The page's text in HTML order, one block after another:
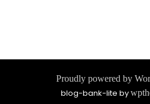
Proudly powered by
blog-bank-lite by